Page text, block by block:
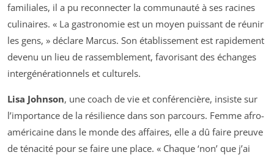
familiales, il a pu reconnecter la communauté à ses racines
culinaires. « La gastronomie est un moyen puissant de réunir
les gens, » déclare Marcus. Son établissement est rapidement
devenu un lieu de rassemblement, favorisant des échanges
intergénérationnels et culturels.
Lisa Johnson, une coach de vie et conférencière, insiste sur
l’importance de la résilience dans son parcours. Femme afro-
américaine dans le monde des affaires, elle a dû faire preuve
de ténacité pour se faire une place. « Chaque ‘non’ que j’ai